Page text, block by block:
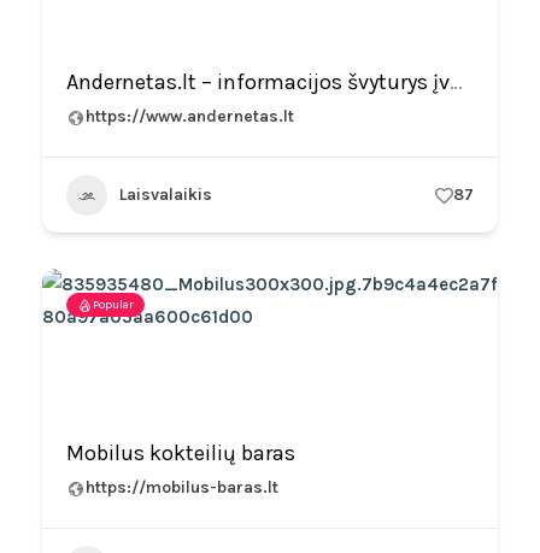
Andernetas.lt – informacijos švyturys įvairių žinių ir įžvalgų vandenyne
https://www.andernetas.lt
Laisvalaikis 87
Popular
Mobilus kokteilių baras
https://mobilus-baras.lt